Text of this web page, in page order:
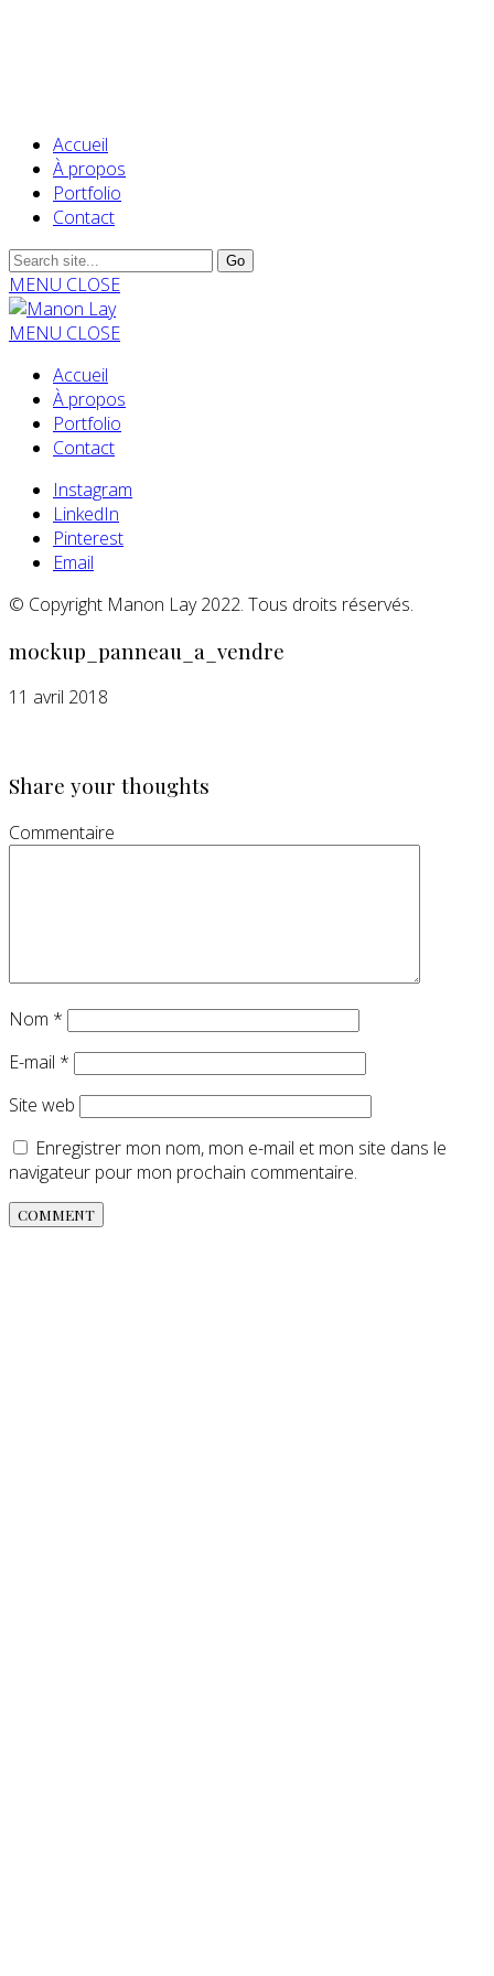
Accueil
À propos
Portfolio
Contact
MENU CLOSE
MENU CLOSE
Accueil
À propos
Portfolio
Contact
Instagram
LinkedIn
Pinterest
Email
© Copyright Manon Lay 2022. Tous droits réservés.
mockup_panneau_a_vendre
11 avril 2018
Share your thoughts
Commentaire
Nom *
E-mail *
Site web
Enregistrer mon nom, mon e-mail et mon site dans le
navigateur pour mon prochain commentaire.